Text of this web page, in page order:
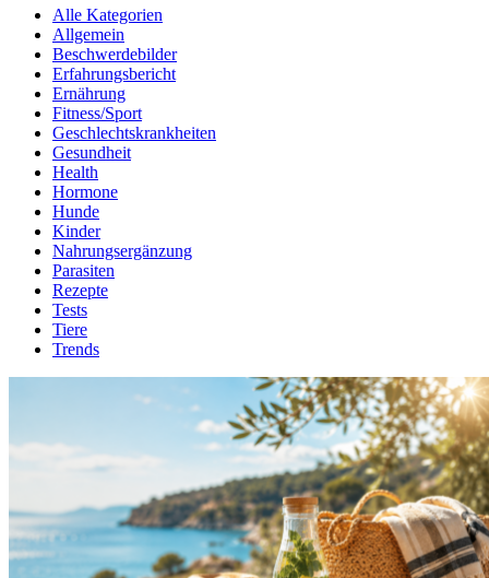
Alle Kategorien
Allgemein
Beschwerdebilder
Erfahrungsbericht
Ernährung
Fitness/Sport
Geschlechtskrankheiten
Gesundheit
Health
Hormone
Hunde
Kinder
Nahrungsergänzung
Parasiten
Rezepte
Tests
Tiere
Trends